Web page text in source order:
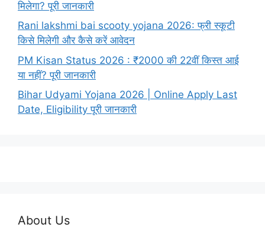
मिलेगा? पूरी जानकारी
Rani lakshmi bai scooty yojana 2026: फ्री स्कूटी
किसे मिलेगी और कैसे करें आवेदन
PM Kisan Status 2026 : ₹2000 की 22वीं किस्त आई
या नहीं? पूरी जानकारी
Bihar Udyami Yojana 2026 | Online Apply Last
Date, Eligibility पूरी जानकारी
About Us